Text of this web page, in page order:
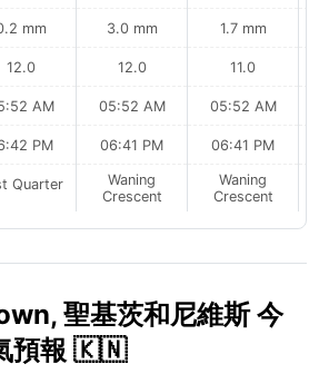
mm
12.0
AM
PM
Quarter
3.0 mm
12.0
05:52 AM
06:41 PM
Waning
Crescent
1.7 mm
11.0
05:52 AM
06:41 PM
Waning
Crescent
聖基茨和尼維斯 今
預報 🇰🇳